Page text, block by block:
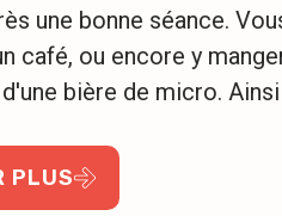
une bonne séance.
café, ou encore y
bière de micro.
PLUS